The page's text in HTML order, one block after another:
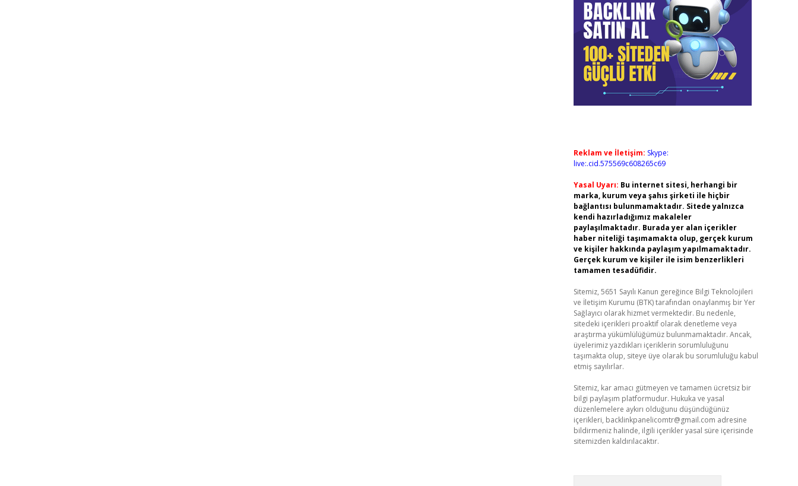
Reklam ve İletişim: Skype:
live:.cid.575569c608265c69
Yasal Uyarı: Bu internet sitesi, herhangi bir
marka, kurum veya şahıs şirketi ile hiçbir
bağlantısı bulunmamaktadır. Sitede yalnızca
kendi hazırladığımız makaleler
paylaşılmaktadır. Burada yer alan içerikler
haber niteliği taşımamakta olup, gerçek kurum
ve kişiler hakkında paylaşım yapılmamaktadır.
Gerçek kurum ve kişiler ile isim benzerlikleri
tamamen tesadüfidir.
Sitemiz, 5651 Sayılı Kanun gereğince Bilgi Teknolojileri
ve İletişim Kurumu (BTK) tarafından onaylanmış bir Yer
Sağlayıcı olarak hizmet vermektedir. Bu nedenle,
sitedeki içerikleri proaktif olarak denetleme veya
araştırma yükümlülüğümüz bulunmamaktadır. Ancak,
üyelerimiz yazdıkları içeriklerin sorumluluğunu
taşımakta olup, siteye üye olarak bu sorumluluğu kabul
etmiş sayılırlar.
Sitemiz, kar amacı gütmeyen ve tamamen ücretsiz bir
bilgi paylaşım platformudur. Hukuka ve yasal
düzenlemelere aykırı olduğunu düşündüğünüz
içerikleri, backlinkpanelicomtr@gmail.com adresine
bildirmeniz halinde, ilgili içerikler yasal süre içerisinde
sitemizden kaldırılacaktır.